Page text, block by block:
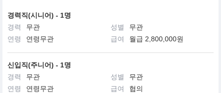
경력직(시니어) - 1명
경력
무관 성별
무관
연령
연령무관 급여 월급 2,800,000원
신입직(주니어) - 1명
경력
무관 성별
무관
연령
연령무관 급여 협의